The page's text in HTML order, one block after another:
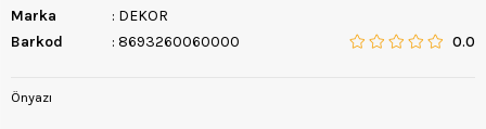
Marka
: DEKOR
Barkod
: 8693260060000 0.0
Önyazı